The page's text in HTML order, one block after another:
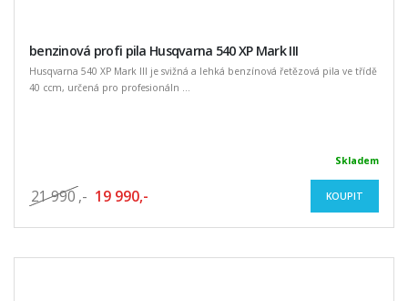
benzinová profi pila Husqvarna 540 XP Mark III
Husqvarna 540 XP Mark III je svižná a lehká benzínová řetězová pila ve třídě
40 ccm, určená pro profesionáln ...
Skladem
21 990 ,- 19 990,- KOUPIT